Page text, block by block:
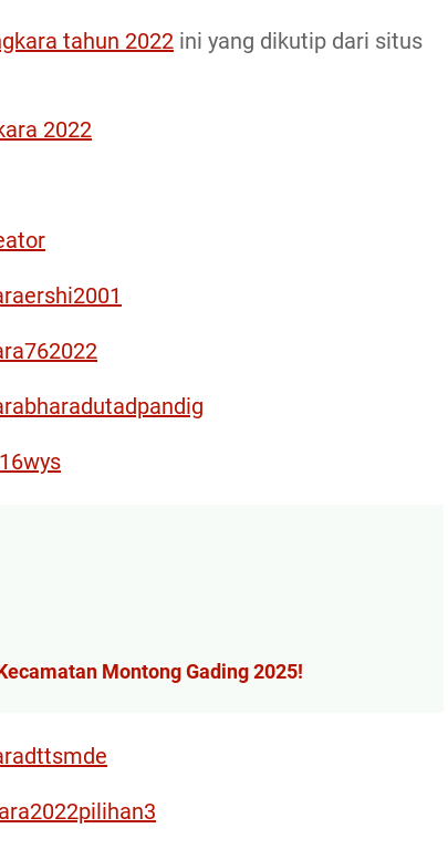
tahun 2022 ini yang dikutip dari situs
2022
Montong Gading 2025!